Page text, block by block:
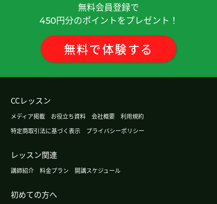
谢谢您。明天见!
谢谢您。我要加油！
谢谢您。我要加油！
谢谢您。我要加油！
谢谢！( 30代 男性 )
我要加油!谢谢.
無料会員登録で
450円分のポイントをプレゼント！
無料で体験する
CCレッスン
メディア掲載 お役立ち資料 会社概要
利用規約
特定商取引法に基づく表示
プライバシーポリシー
レッスン関連
講師紹介 料金プラン 開講スケジュール
初めての方へ